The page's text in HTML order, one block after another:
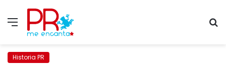
Menu
Historia PR